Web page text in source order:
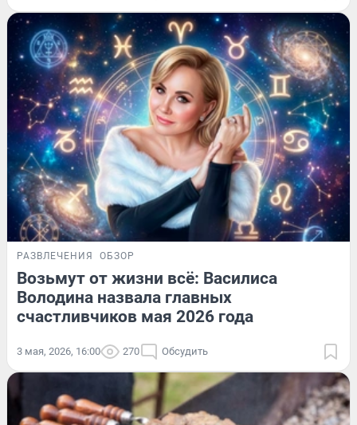
РАЗВЛЕЧЕНИЯ ОБЗОР
Возьмут от жизни всё: Василиса
Володина назвала главных
счастливчиков мая 2026 года
3 мая, 2026, 16:00 270 Обсудить